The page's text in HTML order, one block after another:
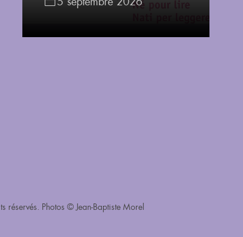
réservés. Photos © Jean-Baptiste Morel